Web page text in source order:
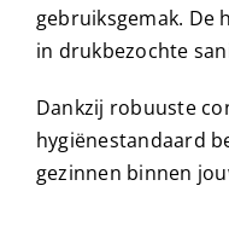
gebruiksgemak. De
in drukbezochte
Dankzij robuuste
hygiënestandaard
gezinnen binnen